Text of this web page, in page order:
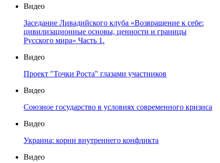
Видео
Заседание Ливадийского клуба «Возвращение к себе:
цивилизационные основы, ценности и границы
Русского мира» Часть 1.
Видео
Проект "Точки Роста" глазами участников
Видео
Союзное государство в условиях современного кризиса
Видео
Украина: корни внутреннего конфликта
Видео